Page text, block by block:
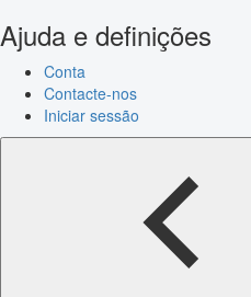
Ajuda e definições
Conta
Contacte-nos
Iniciar sessão